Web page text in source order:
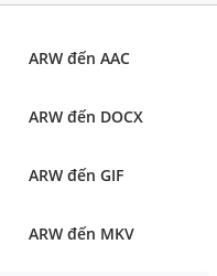
ARW đến AAC
ARW đến DOCX
ARW đến GIF
ARW đến MKV